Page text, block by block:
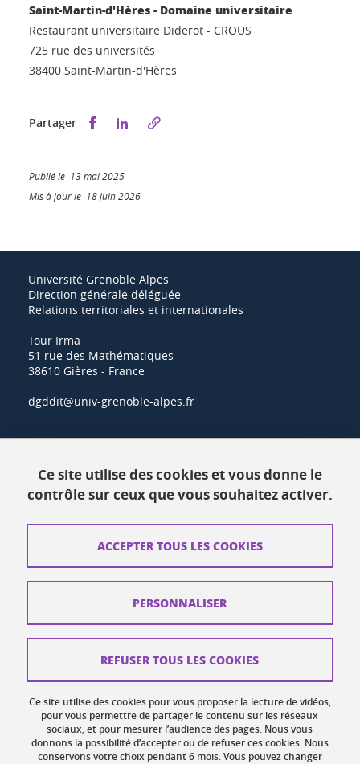
Saint-Martin-d'Hères - Domaine universitaire
Restaurant universitaire Diderot - CROUS
725 rue des universités
38400 Saint-Martin-d'Hères
Partager Partager sur Facebook
Partager sur LinkedIn
Publié le 13 mai 2025
Mis à jour le 18 juin 2026
Université Grenoble Alpes
Direction générale déléguée
Relations territoriales et internationales
Tour Irma
51 rue des Mathématiques
38610 Gières - France
dgddit@univ-grenoble-alpes.fr
Ressources
Contacts
Plans d'accès
Mentions légales
Plan du site web
Gestion des cookies
Accessibilité : non conforme
Ce site utilise des cookies et vous donne le
contrôle sur ceux que vous souhaitez activer.
Ce site utilise des cookies pour vous proposer la lecture de vidéos,
pour vous permettre de partager le contenu sur les réseaux
sociaux, et pour mesurer l’audience des pages. Nous vous
donnons la possibilité d’accepter ou de refuser ces cookies. Nous
conservons votre choix pendant 6 mois. Vous pouvez changer
ACCEPTER TOUS LES COOKIES
REFUSER TOUS LES COOKIES
PERSONNALISER